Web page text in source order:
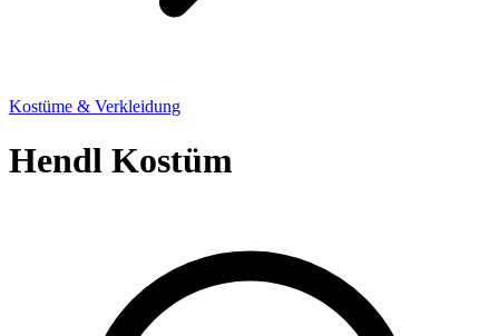
Kostüme & Verkleidung
Hendl Kostüm